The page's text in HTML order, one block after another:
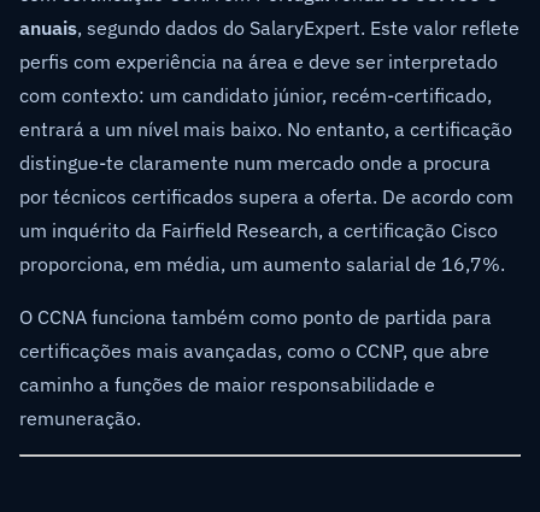
anuais, segundo dados do SalaryExpert. Este valor reflete
perfis com experiência na área e deve ser interpretado
com contexto: um candidato júnior, recém-certificado,
entrará a um nível mais baixo. No entanto, a certificação
distingue-te claramente num mercado onde a procura
por técnicos certificados supera a oferta. De acordo com
um inquérito da Fairfield Research, a certificação Cisco
proporciona, em média, um aumento salarial de 16,7%.
O CCNA funciona também como ponto de partida para
certificações mais avançadas, como o CCNP, que abre
caminho a funções de maior responsabilidade e
remuneração.